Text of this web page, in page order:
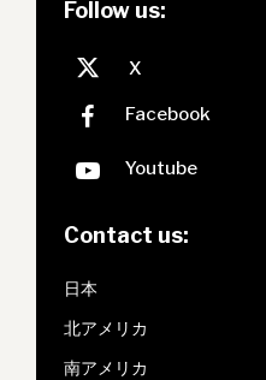
Follow us:
Contact us:
日本
北アメリカ
南アメリカ